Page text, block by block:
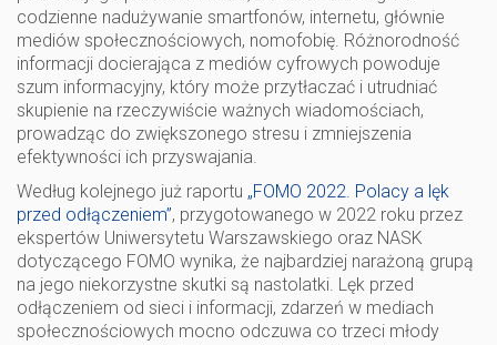
codzienne nadużywanie smartfonów, internetu, głównie
mediów społecznościowych, nomofobię. Różnorodność
informacji docierająca z mediów cyfrowych powoduje
szum informacyjny, który może przytłaczać i utrudniać
skupienie na rzeczywiście ważnych wiadomościach,
prowadząc do zwiększonego stresu i zmniejszenia
efektywności ich przyswajania.
Według kolejnego już raportu „FOMO 2022. Polacy a lęk
przed odłączeniem”, przygotowanego w 2022 roku przez
ekspertów Uniwersytetu Warszawskiego oraz NASK
dotyczącego FOMO wynika, że najbardziej narażoną grupą
na jego niekorzystne skutki są nastolatki. Lęk przed
odłączeniem od sieci i informacji, zdarzeń w mediach
społecznościowych mocno odczuwa co trzeci młody